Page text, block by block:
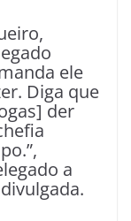
ele
Diga que
der
a